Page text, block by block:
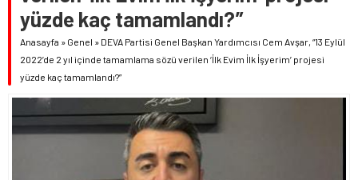
yüzde kaç tamamlandı?”
Anasayfa » Genel » DEVA Partisi Genel Başkan Yardımcısı Cem Avşar, “13 Eylül
2022’de 2 yıl içinde tamamlama sözü verilen ‘İlk Evim İlk İşyerim’ projesi
yüzde kaç tamamlandı?”